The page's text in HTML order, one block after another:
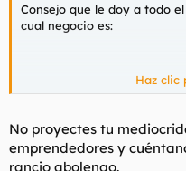
Consejo que le doy a todo
cual negocio es:
!No hagas
Si tienes dinero para
administra ese dinero y
Haz clic
No proyectes tu
emprendedores y
rancio abolengo.